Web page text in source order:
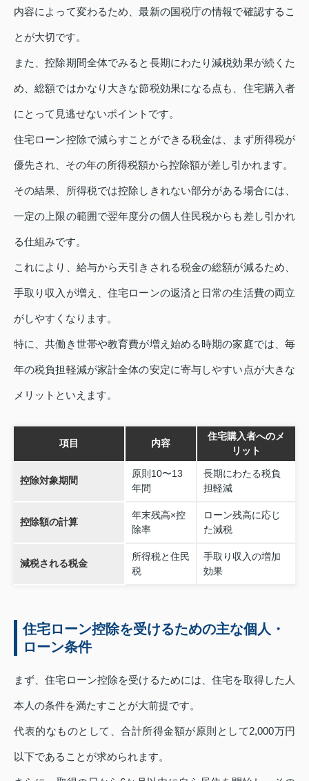
内容によって変わるため、最新の国税庁の情報で確認するこ
とが大切です。
また、控除期間全体でみると長期にわたり減税効果が続くた
め、総額ではかなり大きな節税効果になる点も、住宅購入者
にとって見逃せないポイントです。
住宅ローン控除で減らすことができる税金は、まず所得税が
優先され、その年の所得税額から控除額が差し引かれます。
その結果、所得税では控除しきれない部分がある場合には、
一定の上限の範囲で翌年度分の個人住民税からも差し引かれ
る仕組みです。
これにより、給与から天引きされる税金の総額が減るため、
手取り収入が増え、住宅ローンの返済と日常の生活費の両立
がしやすくなります。
特に、共働き世帯や教育費が増え始める時期の家庭では、毎
年の税負担軽減が家計全体の安定に寄与しやすい点が大きな
メリットといえます。
項目 内容
住宅購入者へのメ
リット
控除対象期間
原則10〜13
年間
長期にわたる税負
担軽減
控除額の計算
年末残高×控
除率
ローン残高に応じ
た減税
減税される税金
所得税と住民
税
手取り収入の増加
効果
住宅ローン控除を受けるための主な個人・
ローン条件
まず、住宅ローン控除を受けるためには、住宅を取得した人
本人の条件を満たすことが大前提です。
代表的なものとして、合計所得金額が原則として2,000万円
以下であることが求められます。